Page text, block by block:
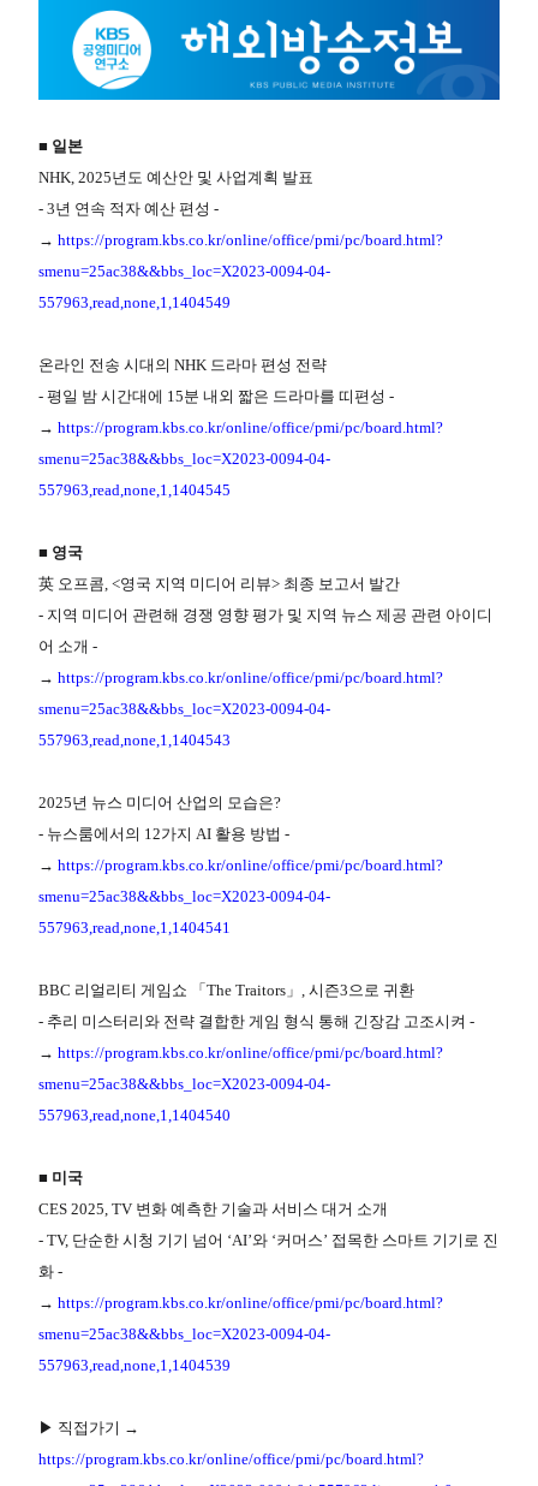
■ 일본
NHK, 2025년도 예산안 및 사업계획 발표
- 3년 연속 적자 예산 편성 -
→ https://program.kbs.co.kr/online/office/pmi/pc/board.html?
smenu=25ac38&&bbs_loc=X2023-0094-04-
557963,read,none,1,1404549
온라인 전송 시대의 NHK 드라마 편성 전략
- 평일 밤 시간대에 15분 내외 짧은 드라마를 띠편성 -
→ https://program.kbs.co.kr/online/office/pmi/pc/board.html?
smenu=25ac38&&bbs_loc=X2023-0094-04-
557963,read,none,1,1404545
■ 영국
英 오프콤, <영국 지역 미디어 리뷰> 최종 보고서 발간
- 지역 미디어 관련해 경쟁 영향 평가 및 지역 뉴스 제공 관련 아이디
어 소개 -
→ https://program.kbs.co.kr/online/office/pmi/pc/board.html?
smenu=25ac38&&bbs_loc=X2023-0094-04-
557963,read,none,1,1404543
2025년 뉴스 미디어 산업의 모습은?
- 뉴스룸에서의 12가지 AI 활용 방법 -
→ https://program.kbs.co.kr/online/office/pmi/pc/board.html?
smenu=25ac38&&bbs_loc=X2023-0094-04-
557963,read,none,1,1404541
BBC 리얼리티 게임쇼 「The Traitors」, 시즌3으로 귀환
- 추리 미스터리와 전략 결합한 게임 형식 통해 긴장감 고조시켜 -
→ https://program.kbs.co.kr/online/office/pmi/pc/board.html?
smenu=25ac38&&bbs_loc=X2023-0094-04-
557963,read,none,1,1404540
■ 미국
CES 2025, TV 변화 예측한 기술과 서비스 대거 소개
- TV, 단순한 시청 기기 넘어 ‘AI’와 ‘커머스’ 접목한 스마트 기기로 진
화 -
→ https://program.kbs.co.kr/online/office/pmi/pc/board.html?
smenu=25ac38&&bbs_loc=X2023-0094-04-
557963,read,none,1,1404539
▶ 직접가기 →
https://program.kbs.co.kr/online/office/pmi/pc/board.html?